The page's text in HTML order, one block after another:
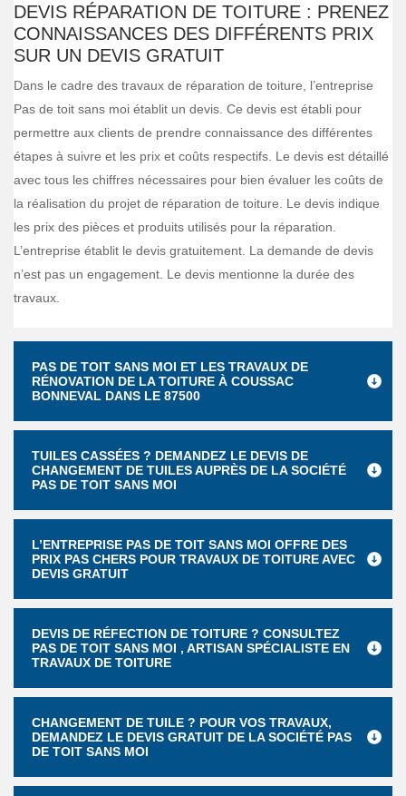
DEVIS RÉPARATION DE TOITURE : PRENEZ
CONNAISSANCES DES DIFFÉRENTS PRIX
SUR UN DEVIS GRATUIT
Dans le cadre des travaux de réparation de toiture, l’entreprise
Pas de toit sans moi établit un devis. Ce devis est établi pour
permettre aux clients de prendre connaissance des différentes
étapes à suivre et les prix et coûts respectifs. Le devis est détaillé
avec tous les chiffres nécessaires pour bien évaluer les coûts de
la réalisation du projet de réparation de toiture. Le devis indique
les prix des pièces et produits utilisés pour la réparation.
L’entreprise établit le devis gratuitement. La demande de devis
n’est pas un engagement. Le devis mentionne la durée des
travaux.
PAS DE TOIT SANS MOI ET LES TRAVAUX DE
RÉNOVATION DE LA TOITURE À COUSSAC
BONNEVAL DANS LE 87500
TUILES CASSÉES ? DEMANDEZ LE DEVIS DE
CHANGEMENT DE TUILES AUPRÈS DE LA SOCIÉTÉ
PAS DE TOIT SANS MOI
L’ENTREPRISE PAS DE TOIT SANS MOI OFFRE DES
PRIX PAS CHERS POUR TRAVAUX DE TOITURE AVEC
DEVIS GRATUIT
DEVIS DE RÉFECTION DE TOITURE ? CONSULTEZ
PAS DE TOIT SANS MOI , ARTISAN SPÉCIALISTE EN
TRAVAUX DE TOITURE
CHANGEMENT DE TUILE ? POUR VOS TRAVAUX,
DEMANDEZ LE DEVIS GRATUIT DE LA SOCIÉTÉ PAS
DE TOIT SANS MOI